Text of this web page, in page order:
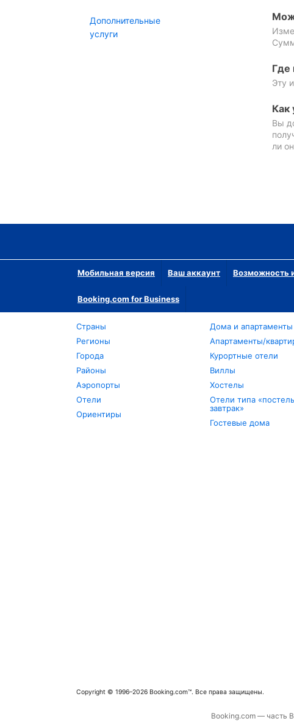
Дополнительные
услуги
Где
Эту
Как
Вы
ли
Мобильная версия Ваш аккаунт Возможность
Booking.com for Business
Страны
Регионы
Города
Районы
Аэропорты
Отели
Ориентиры
Дома и апартаменты
Апартаменты/
Курортные отели
Виллы
Хостелы
Отели типа
завтрак»
Гостевые дома
Copyright © 1996–2026 Booking.com™. Все права защищены.
Booking.com — часть